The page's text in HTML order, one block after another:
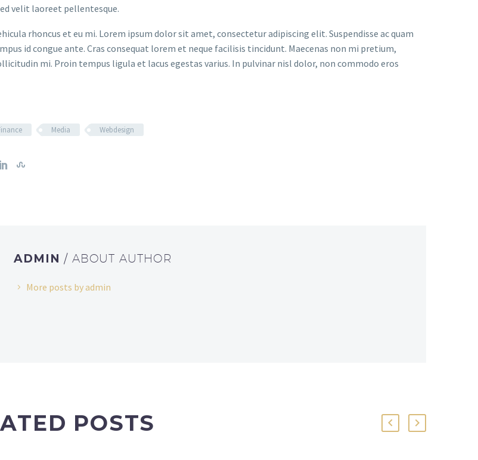
velit laoreet pellentesque.
rhoncus et eu mi. Lorem ipsum dolor sit amet, consectetur adipiscing elit. Suspendisse ac quam
id congue ante. Cras consequat lorem et neque facilisis tincidunt. Maecenas non mi pretium,
mi. Proin tempus ligula et lacus egestas varius. In pulvinar nisl dolor, non commodo eros
Media Webdesign
ADMIN / ABOUT AUTHOR
More posts by admin
POSTS